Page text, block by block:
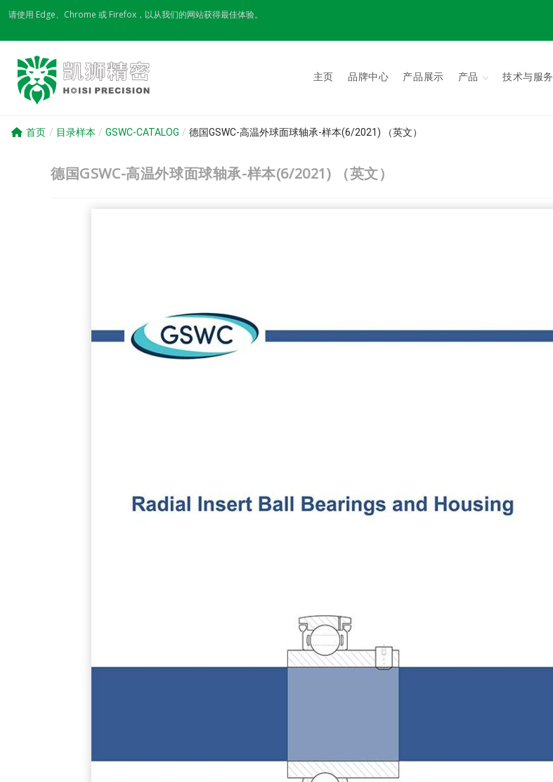
Skip
content
请使用 Edge、Chrome 或 Firefox，以从我们的网站获得最佳体验。
主页 品牌中心 产品展示 产品 技术与服务
首页 / 目录样本 / GSWC-CATALOG / 德国GSWC-高温外球面球轴承-样本(6/2021) （英文）
德国GSWC-高温外球面球轴承-样本(6/2021) （英文）